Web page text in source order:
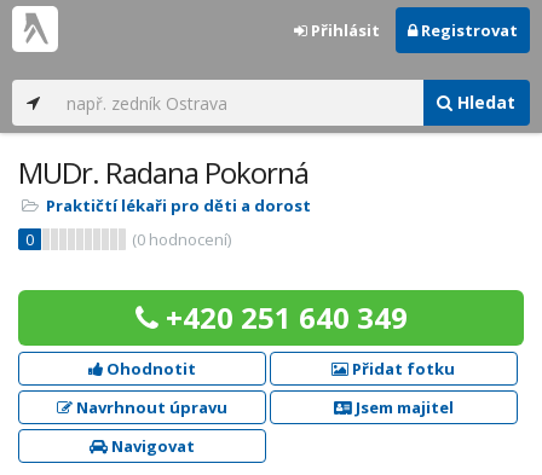
Hledat
Přihlásit Registrovat
MUDr. Radana Pokorná
Praktičtí lékaři pro děti a dorost
0
(0 hodnocení)
+420 251 640 349
Ohodnotit
Přidat fotku
Navrhnout úpravu
Jsem majitel
Navigovat